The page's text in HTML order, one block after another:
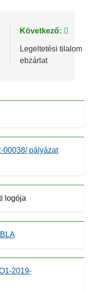
Következő:
Legeltetési tilalom
ebzárlat